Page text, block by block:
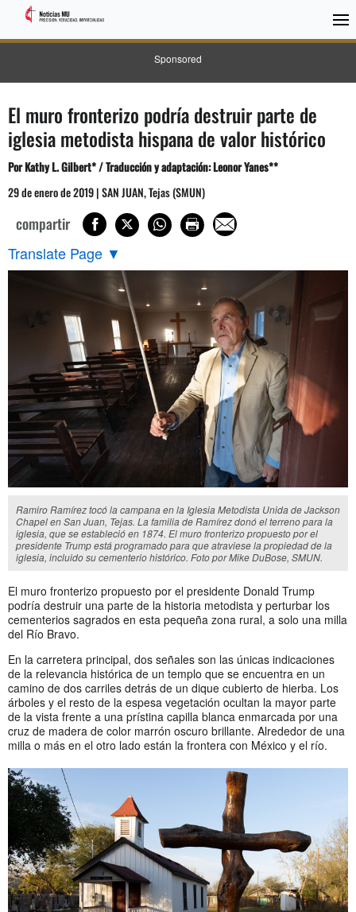
Sponsored
El muro fronterizo podría destruir parte de
iglesia metodista hispana de valor histórico
Por Kathy L. Gilbert* / Traducción y adaptación: Leonor Yanes**
29 de enero de 2019 | SAN JUAN, Tejas (SMUN)
compartir
Translate Page ▼
Ramiro Ramírez tocó la campana en la Iglesia Metodista Unida de Jackson
Chapel en San Juan, Tejas. La familia de Ramírez donó el terreno para la
iglesia, que se estableció en 1874. El muro fronterizo propuesto por el
presidente Trump está programado para que atraviese la propiedad de la
iglesia, incluido su cementerio histórico. Foto por Mike DuBose, SMUN.
El muro fronterizo propuesto por el presidente Donald Trump
podría destruir una parte de la historia metodista y perturbar los
cementerios sagrados en esta pequeña zona rural, a solo una milla
del Río Bravo.
En la carretera principal, dos señales son las únicas indicaciones
de la relevancia histórica de un templo que se encuentra en un
camino de dos carriles detrás de un dique cubierto de hierba. Los
árboles y el resto de la espesa vegetación ocultan la mayor parte
de la vista frente a una prístina capilla blanca enmarcada por una
cruz de madera de color marrón oscuro brillante. Alrededor de una
milla o más en el otro lado están la frontera con México y el río.